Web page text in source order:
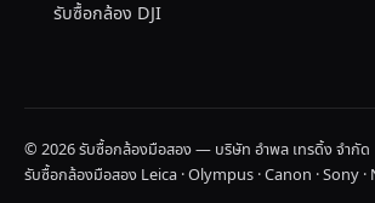
รับซื้อกล้อง DJI
© 2026 รับซื้อกล้องมือสอง — บริษัท อำพล เทรดิ้ง จำกัด
รับซื้อกล้องมือสอง Leica · Olympus · Canon · Sony ·